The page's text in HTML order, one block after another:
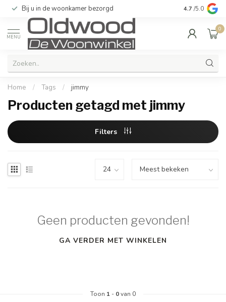
Bij u in de woonkamer bezorgd Kwaliteit &
4.7 /5.0
MENU
0
Home / Tags / jimmy
Producten getagd met jimmy
Filters
Geen producten gevonden!
GA VERDER MET WINKELEN
Toon 1 - 0van 0